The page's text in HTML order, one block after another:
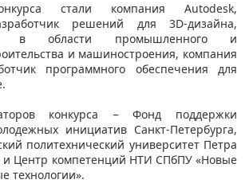
стали компания Autodesk,
решений для 3D-дизайна,
в области промышленного и
и машиностроения, компания
программного обеспечения для
конкурса − Фонд поддержки
инициатив Санкт-Петербурга,
политехнический университет Петра
и Центр компетенций НТИ СПбПУ «Новые
технологии».